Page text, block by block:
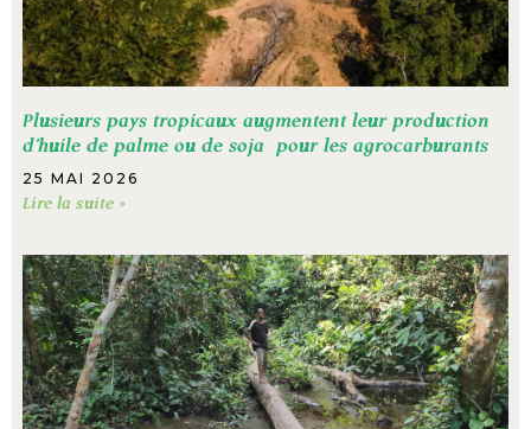
Plusieurs pays tropicaux augmentent leur production
d’huile de palme ou de soja pour les agrocarburants
25 MAI 2026
Lire la suite »